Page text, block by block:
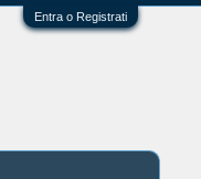
Entra o Registrati